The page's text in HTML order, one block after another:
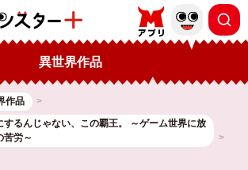
異世界作品
作品
するんじゃない、この覇王。 ～ゲーム世界に放
苦労～